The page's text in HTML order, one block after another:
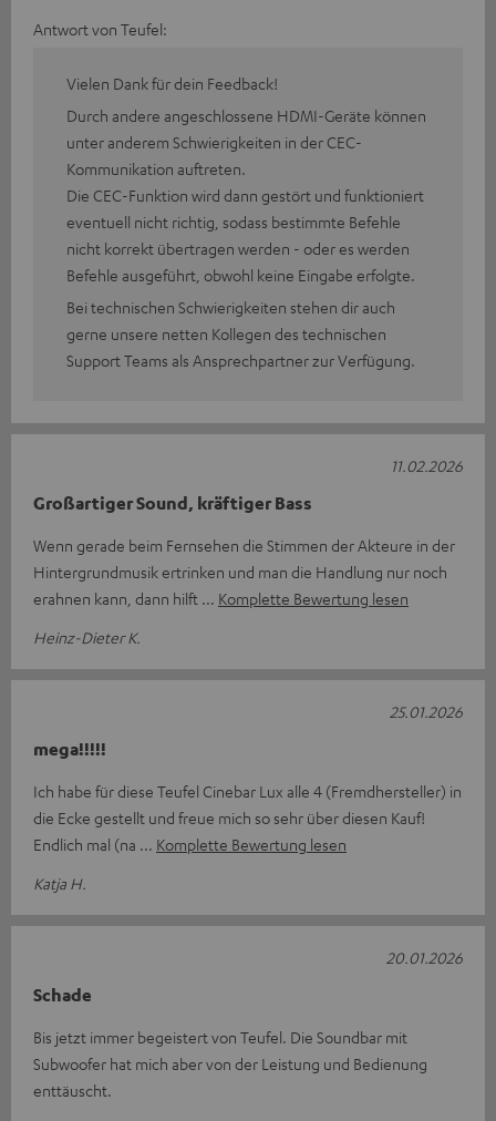
Antwort von Teufel:
Vielen Dank für dein Feedback!
Durch andere angeschlossene HDMI-Geräte können
unter anderem Schwierigkeiten in der CEC-
Kommunikation auftreten.
Die CEC-Funktion wird dann gestört und funktioniert
eventuell nicht richtig, sodass bestimmte Befehle
nicht korrekt übertragen werden - oder es werden
Befehle ausgeführt, obwohl keine Eingabe erfolgte.
Bei technischen Schwierigkeiten stehen dir auch
gerne unsere netten Kollegen des technischen
Support Teams als Ansprechpartner zur Verfügung.
Großartiger Sound, kräftiger Bass
Wenn gerade beim Fernsehen die Stimmen der Akteure in der
Hintergrundmusik ertrinken und man die Handlung nur noch
erahnen kann, dann hilft
Komplette Bewertung lesen
Heinz-Dieter K.
11.02.2026
mega!!!!!
Ich habe für diese Teufel Cinebar Lux alle 4 (Fremdhersteller) in
die Ecke gestellt und freue mich so sehr über diesen Kauf!
Endlich mal (na
Komplette Bewertung lesen
Katja H.
25.01.2026
Schade
Bis jetzt immer begeistert von Teufel. Die Soundbar mit
Subwoofer hat mich aber von der Leistung und Bedienung
enttäuscht.
20.01.2026